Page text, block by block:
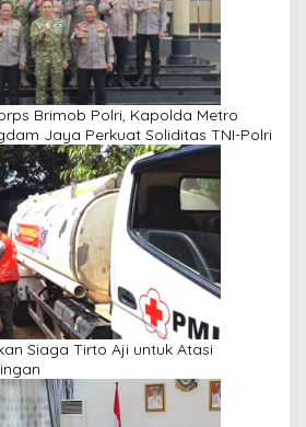
Brimob Polri, Kapolda Metro
Jaya Perkuat Soliditas TNI-Polri
Siaga Tirto Aji untuk Atasi